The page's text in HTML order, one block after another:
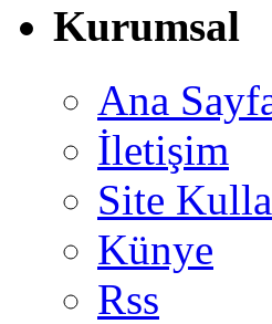
Kurumsal
Ana
İletişim
Site
Künye
Rss